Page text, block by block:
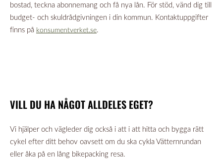
VILL DU HA NÅGOT ALLDELES EGET?
Vi hjälper och vägleder dig också i att i att hitta och bygga rätt
cykel efter ditt behov oavsett om du ska cykla Vätternrundan
eller åka på en lång bikepacking resa.
bostad, teckna abonnemang och få nya lån. För stöd, vänd dig till
budget- och skuldrådgivningen i din kommun. Kontaktuppgifter
finns på konsumentverket.se.